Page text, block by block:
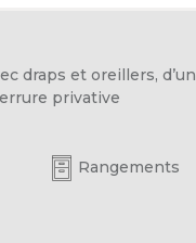
draps et oreillers, d’un
privative
Rangements